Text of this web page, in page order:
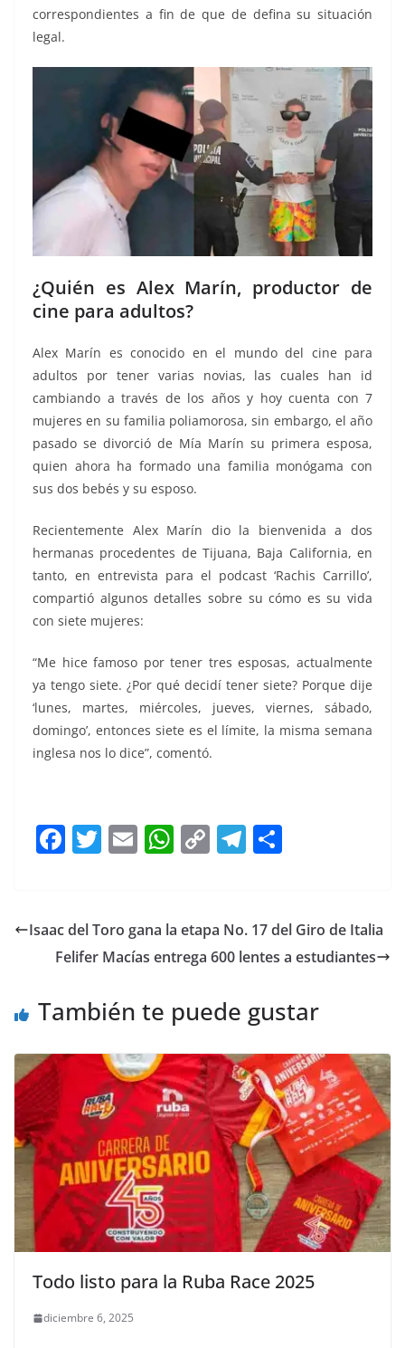
correspondientes a fin de que de defina su situación
legal.
¿Quién es Alex Marín, productor de
cine para adultos?
Alex Marín es conocido en el mundo del cine para
adultos por tener varias novias, las cuales han id
cambiando a través de los años y hoy cuenta con 7
mujeres en su familia poliamorosa, sin embargo, el año
pasado se divorció de Mía Marín su primera esposa,
quien ahora ha formado una familia monógama con
sus dos bebés y su esposo.
Recientemente Alex Marín dio la bienvenida a dos
hermanas procedentes de Tijuana, Baja California, en
tanto, en entrevista para el podcast ‘Rachis Carrillo’,
compartió algunos detalles sobre su cómo es su vida
con siete mujeres:
“Me hice famoso por tener tres esposas, actualmente
ya tengo siete. ¿Por qué decidí tener siete? Porque dije
‘lunes, martes, miércoles, jueves, viernes, sábado,
domingo’, entonces siete es el límite, la misma semana
inglesa nos lo dice”, comentó.
F
e
b
o
T
er
E
l
W
s
A
p
C
y
Li
k
T
gr
a
e
Isaac del Toro gana la etapa No. 17 del Giro de Italia
Felifer Macías entrega 600 lentes a estudiantes
También te puede gustar
Todo listo para la Ruba Race 2025
diciembre 6, 2025